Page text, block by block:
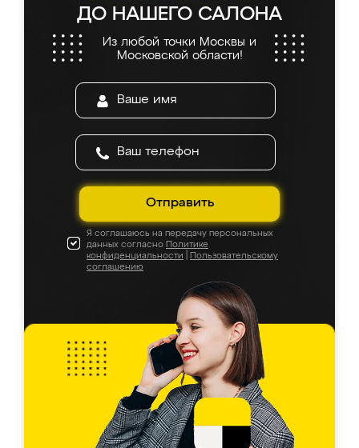
ДО НАШЕГО САЛОНА
Из любой точки Москвы и
Московской области!
Отправить
Я соглашаюсь на передачу персональных
данных согласно Политике
конфиденциальности
Пользовательскому
соглашению